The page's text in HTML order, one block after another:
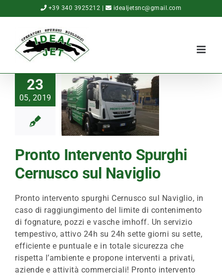
al
contenuto
+39 340 3925212 idealjetsnc@gmail.com
23
05, 2019
Spurghi Cernusco sul
Naviglio
Pronto
Pronto Intervento Spurghi
Cernusco sul Naviglio
Pronto intervento spurghi Cernusco sul Naviglio, in
caso di raggiungimento del limite di contenimento
di fognature, pozzi e vasche imhoff. Un servizio
tempestivo, attivo 24h su 24h sette giorni su sette,
efficiente e puntuale e in totale sicurezza che
rispetta l’ambiente e propone interventi a privati,
aziende e attività commerciali! Pronto intervento